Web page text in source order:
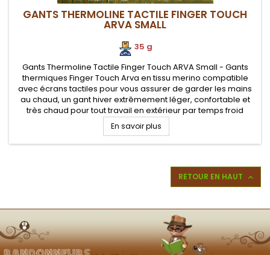
GANTS THERMOLINE TACTILE FINGER TOUCH
ARVA SMALL
35 g
Gants Thermoline Tactile Finger Touch ARVA Small - Gants
thermiques Finger Touch Arva en tissu merino compatible
avec écrans tactiles pour vous assurer de garder les mains
au chaud, un gant hiver extrêmement léger, confortable et
très chaud pour tout travail en extérieur par temps froid
En savoir plus
RETOUR EN HAUT 